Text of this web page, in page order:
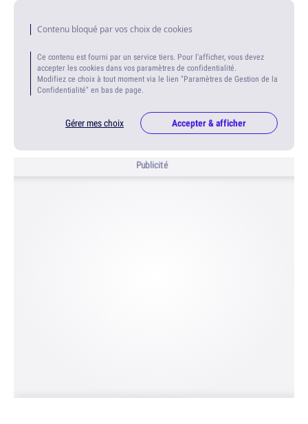
Contenu bloqué par vos choix de cookies
Ce contenu est fourni par un service tiers. Pour l'afficher, vous devez
accepter les cookies dans vos paramètres de confidentialité.
Modifiez ce choix à tout moment via le lien "Paramètres de Gestion de la
Confidentialité" en bas de page.
Gérer mes choix Accepter & afficher
Publicité